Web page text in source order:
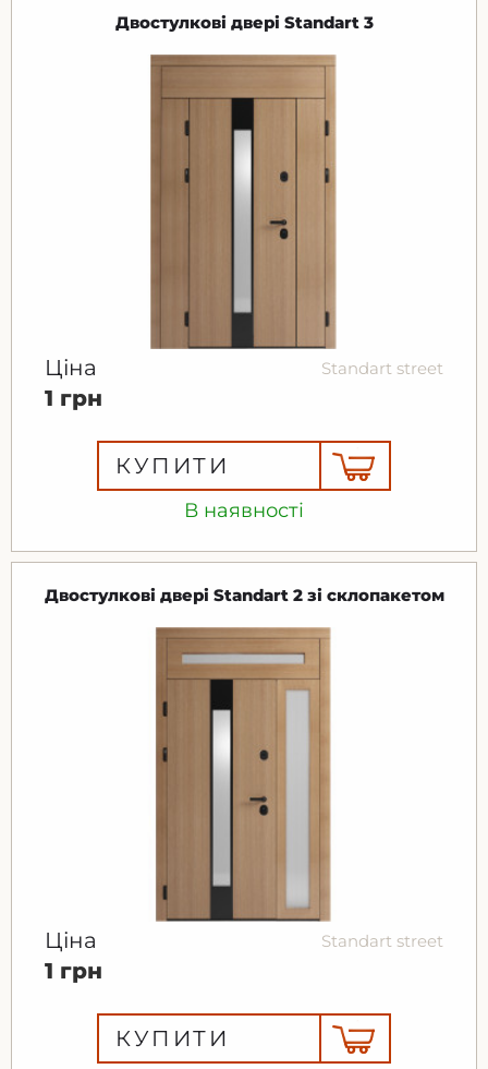
В наявності
Двостулкові двері Standart 3
Ціна Standart street
1 грн
КУПИТИ
Двостулкові двері Standart 2 зі склопакетом
Ціна Standart street
1 грн
КУПИТИ